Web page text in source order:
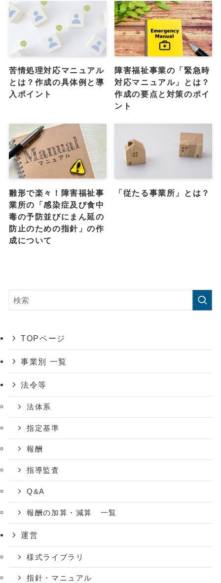
苦情処理対応マニュアル
とは？作成の具体例と導
入ポイント
障害福祉事業の「緊急時
対応マニュアル」とは？
作成の要点と対策のポイ
ント
雛形で楽々！障害福祉事
業所の「感染症及び食中
毒の予防並びにまん延の
防止のための指針」の作
成について
「従たる事業所」とは？
TOPページ
事業別 一覧
法令等
法体系
指定基準
報酬
指導監査
Q&A
報酬の加算・減算 一覧
運営
様式ライブラリ
指針・マニュアル